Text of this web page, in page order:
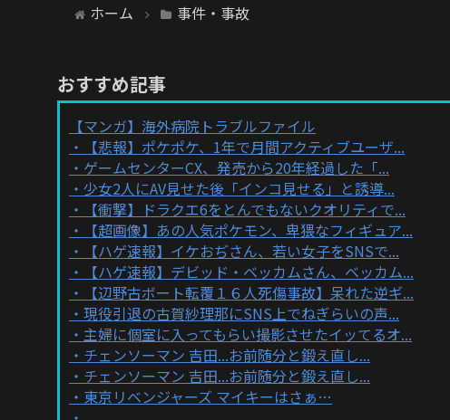
ホーム 事件・事故
おすすめ記事
【マンガ】海外病院トラブルファイル
【悲報】ポケポケ、1年で月間アクティブユーザ...
ゲームセンターCX、発売から20年経過した「...
少女2人にAV見せた後「インコ見せる」と誘導...
【衝撃】ドラクエ6をとんでもないクオリティで...
【超画像】あの人気ポケモン、卑猥なフィギュア...
【ハゲ速報】イケおぢさん、若い女子をSNSで...
【ハゲ速報】デビッド・ベッカムさん、ベッカム...
【辺野古ボート転覆１６人死傷事故】呆れた逆ギ...
現役引退の古賀紗理那にSNS上でねぎらいの声...
主婦に個室に入ってもらい撮影させたイッてるオ...
チェンソーマン 吉田...お前随分と鍛え直し...
チェンソーマン 吉田...お前随分と鍛え直し...
東京リベンジャーズ マイキーはさぁ…